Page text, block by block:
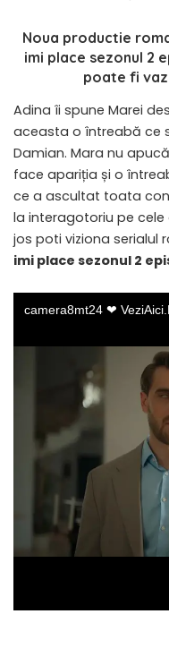
Noua productie
imi place sezonul 2
poate fi
Adina îi spune Marei
aceasta o întreabă ce
Damian. Mara nu
face apariția și o
ce a ascultat toata
la interagotoriu pe cele
jos poti viziona serialul
imi place sezonul 2